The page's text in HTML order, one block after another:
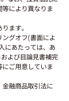
により異なりま
ます。
グオフ(書面によ
にあたっては、あ
よび目論見書補完
ご用意していま
融商品取引法に